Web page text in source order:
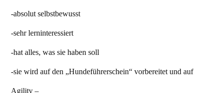
-absolut selbstbewusst
-sehr lerninteressiert
-hat alles, was sie haben soll
-sie wird auf den „Hundeführerschein“ vorbereitet und auf
Agility –